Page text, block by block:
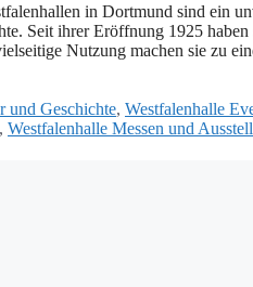
in Dortmund sind ein
Seit ihrer Eröffnung 1925
Nutzung machen sie zu
und Geschichte, Westfalenhalle
, Westfalenhalle Messen und